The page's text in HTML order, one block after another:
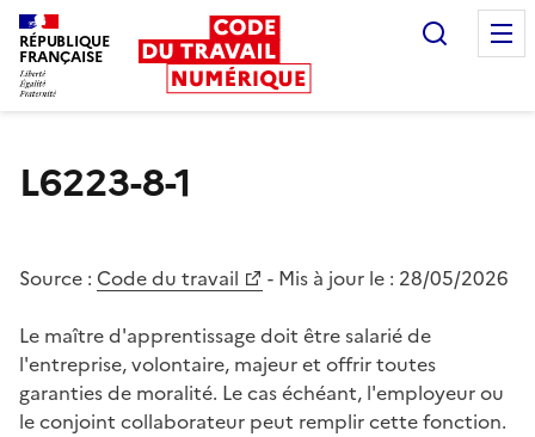
RÉPUBLIQUE
FRANÇAISE
L6223-8-1
Source : Code du travail - Mis à jour le : 28/05/2026
Le maître d'apprentissage doit être salarié de
l'entreprise, volontaire, majeur et offrir toutes
garanties de moralité. Le cas échéant, l'employeur ou
le conjoint collaborateur peut remplir cette fonction.